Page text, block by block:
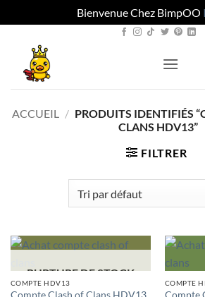
Bienvenue Chez BimpOO
contenu
ACCUEIL / PRODUITS IDENTIFIÉS
CLANS HDV13”
FILTRER
RUPTURE DE STOCK
COMPTE HDV13 COMPTE